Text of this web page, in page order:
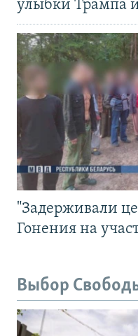
улыбки Трампа
"Задерживали
Гонения на
Выбор